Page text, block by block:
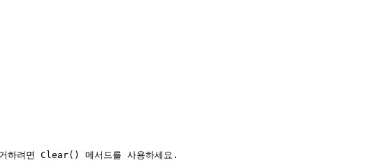
하려면 Clear() 메서드를 사용하세요.